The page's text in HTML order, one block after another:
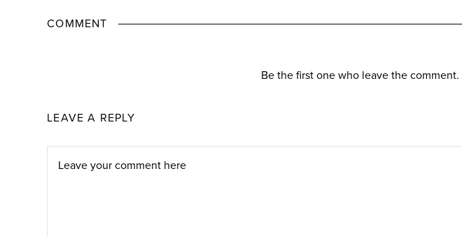
COMMENT
Be the first one who leave the comment.
LEAVE A REPLY